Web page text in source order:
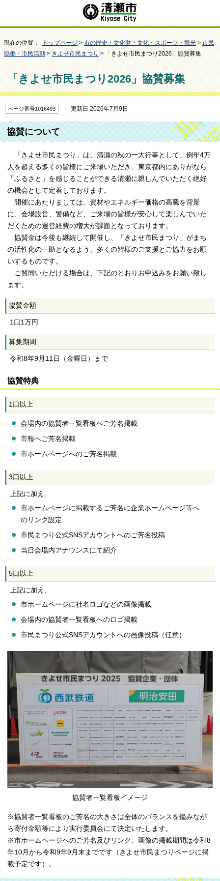
現在の位置： トップページ > 市の歴史・文化財・文化・スポーツ・観光 > 市民
協働・市民活動 > きよせ市民まつり > 「きよせ市民まつり2026」協賛募集
「きよせ市民まつり2026」協賛募集
ページ番号1016493 更新日 2026年7月9日
協賛について
「きよせ市民まつり」は、清瀬の秋の一大行事として、例年4万
人を超える多くの皆様にご来場いただき、東京都内にありがなら
「ふるさと」を感じることができる清瀬に親しんでいただく絶好
の機会として定着しております。
開催にあたりましては、資材やエネルギー価格の高騰を背景
に、会場設営、警備など、ご来場の皆様が安心して楽しんでいた
だくための運営経費の増大が課題となっております。
協賛金は今後も継続して開催し、「きよせ市民まつり」がまち
の活性化の一助となるよう、多くの皆様のご支援とご協力をお願
いするものです。
ご賛同いただける場合は、下記のとおりお申込みをお願い致し
ます。
協賛金額
1口1万円
募集期間
令和8年9月11日（金曜日）まで
協賛特典
1口以上
会場内の協賛者一覧看板へご芳名掲載
市報へご芳名掲載
市ホームページへのご芳名掲載
3口以上
上記に加え、
市ホームページに掲載するご芳名に企業ホームページ等へ
のリンク設定
市民まつり公式SNSアカウントへのご芳名投稿
当日会場内アナウンスにて紹介
5口以上
上記に加え、
市ホームページに社名ロゴなどの画像掲載
会場内の協賛者一覧看板へのロゴ掲載
市民まつり公式SNSアカウントへの画像投稿（任意）
協賛者一覧看板イメージ
※協賛者一覧看板のご芳名の大きさは全体のバランスを鑑みなが
ら寄付金額等により実行委員会にて決定いたします。
※市ホームページへのご芳名及びリンク、画像の掲載期間は令和8
年10月から令和9年9月末までです（きよせ市民まつりページに掲
載予定です）。